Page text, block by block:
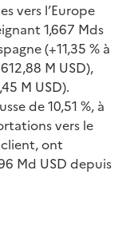
vers l’Europe
1,667 Mds
(+11,35 % à
M USD),
M USD).
de 10,51 %, à
vers le
ont
Md USD depuis